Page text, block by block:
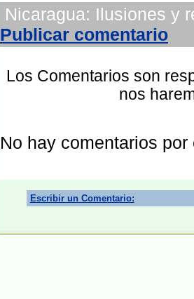
Nicaragua: Ilusiones y
Publicar comentario
Los Comentarios son
nos
No hay comentarios por
Escribir un Comentario: